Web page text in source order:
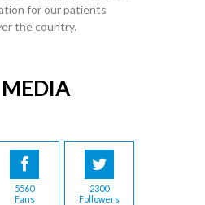
for our patients
the country.
5560
Fans
2300
Followers